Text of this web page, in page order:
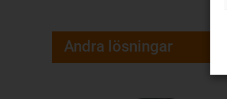
Andra lösningar